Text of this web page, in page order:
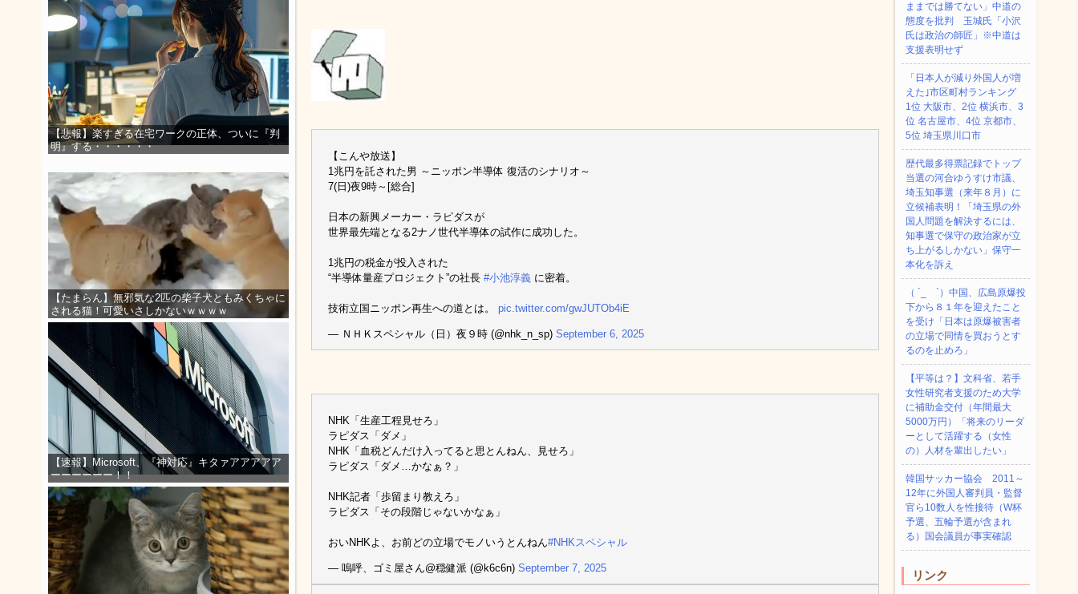
【悲報】楽すぎる在宅ワークの正体、ついに『判
明』する・・・・・・
【たまらん】無邪気な2匹の柴子犬ともみくちゃに
される猫！可愛いさしかないｗｗｗｗ
【速報】Microsoft、『神対応』キタァアアアアア
ーーーーーー！！
【こんや放送】
1兆円を託された男 ～ニッポン半導体 復活のシナリオ～
7(日)夜9時～[総合]
日本の新興メーカー・ラピダスが
世界最先端となる2ナノ世代半導体の試作に成功した。
1兆円の税金が投入された
“半導体量産プロジェクト”の社長 #小池淳義 に密着。
技術立国ニッポン再生への道とは。 pic.twitter.com/gwJUTOb4iE
— ＮＨＫスペシャル（日）夜９時 (@nhk_n_sp) September 6, 2025
NHK「生産工程見せろ」
ラピダス「ダメ」
NHK「血税どんだけ入ってると思とんねん、見せろ」
ラピダス「ダメ…かなぁ？」
NHK記者「歩留まり教えろ」
ラピダス「その段階じゃないかなぁ」
おいNHKよ、お前どの立場でモノいうとんねん#NHKスペシャル
— 嗚呼、ゴミ屋さん@穏健派 (@k6c6n) September 7, 2025
ままでは勝てない」中道の
態度を批判 玉城氏「小沢
氏は政治の師匠」※中道は
支援表明せず
「日本人が減り外国人が増
えた｣市区町村ランキング
1位 大阪市、2位 横浜市、3
位 名古屋市、4位 京都市、
5位 埼玉県川口市
歴代最多得票記録でトップ
当選の河合ゆうすけ市議、
埼玉知事選（来年８月）に
立候補表明！「埼玉県の外
国人問題を解決するには、
知事選で保守の政治家が立
ち上がるしかない」保守一
本化を訴え
（ ´_ゝ`）中国、広島原爆投
下から８１年を迎えたこと
を受け「日本は原爆被害者
の立場で同情を買おうとす
るのを止めろ」
【平等は？】文科省、若手
女性研究者支援のため大学
に補助金交付（年間最大
5000万円）「将来のリーダ
ーとして活躍する（女性
の）人材を輩出したい」
韓国サッカー協会 2011～
12年に外国人審判員・監督
官ら10数人を性接待（W杯
予選、五輪予選が含まれ
る）国会議員が事実確認
リンク